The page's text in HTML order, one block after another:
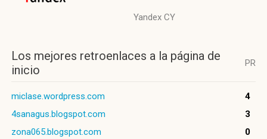
Yandex CY
Los mejores retroenlaces a la página de
inicio
PR
miclase.wordpress.com
4
4sanagus.blogspot.com
3
zona065.blogspot.com
0